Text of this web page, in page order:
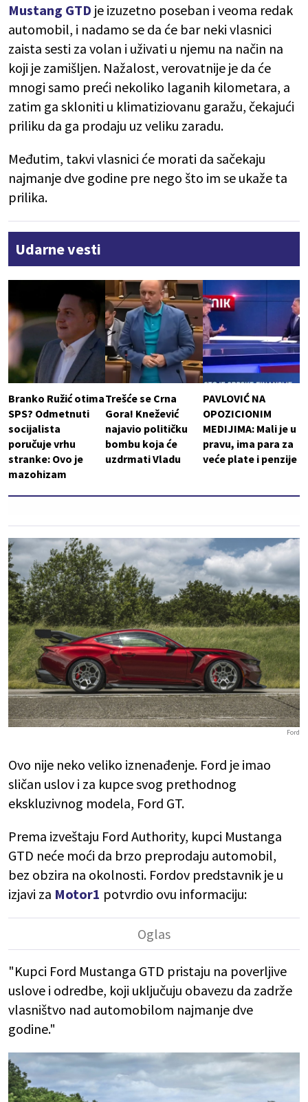
Mustang GTD je izuzetno poseban i veoma redak
automobil, i nadamo se da će bar neki vlasnici
zaista sesti za volan i uživati u njemu na način na
koji je zamišljen. Nažalost, verovatnije je da će
mnogi samo preći nekoliko laganih kilometara, a
zatim ga skloniti u klimatiziovanu garažu, čekajući
priliku da ga prodaju uz veliku zaradu.
Međutim, takvi vlasnici će morati da sačekaju
najmanje dve godine pre nego što im se ukaže ta
prilika.
Udarne vesti
Branko Ružić otima
SPS? Odmetnuti
socijalista
poručuje vrhu
stranke: Ovo je
mazohizam
Trešće se Crna
Gora! Knežević
najavio političku
bombu koja će
uzdrmati Vladu
PAVLOVIĆ NA
OPOZICIONIM
MEDIJIMA: Mali je u
pravu, ima para za
veće plate i penzije
Ford
Ovo nije neko veliko iznenađenje. Ford je imao
sličan uslov i za kupce svog prethodnog
ekskluzivnog modela, Ford GT.
Prema izveštaju Ford Authority, kupci Mustanga
GTD neće moći da brzo preprodaju automobil,
bez obzira na okolnosti. Fordov predstavnik je u
izjavi za Motor1 potvrdio ovu informaciju:
"Kupci Ford Mustanga GTD pristaju na poverljive
uslove i odredbe, koji uključuju obavezu da zadrže
vlasništvo nad automobilom najmanje dve
godine."